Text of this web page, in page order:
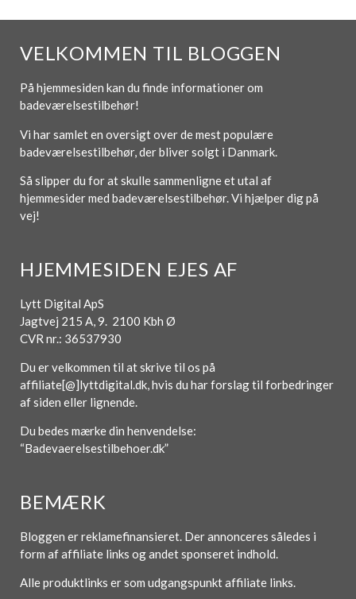
VELKOMMEN TIL BLOGGEN
På hjemmesiden kan du finde informationer om
badeværelsestilbehør!
Vi har samlet en oversigt over de mest populære
badeværelsestilbehør, der bliver solgt i Danmark.
Så slipper du for at skulle sammenligne et utal af
hjemmesider med badeværelsestilbehør. Vi hjælper dig på
vej!
HJEMMESIDEN EJES AF
Lytt Digital ApS
Jagtvej 215 A, 9. 2100 Kbh Ø
CVR nr.: 36537930
Du er velkommen til at skrive til os på
affiliate[@]lyttdigital.dk, hvis du har forslag til forbedringer
af siden eller lignende.
Du bedes mærke din henvendelse:
“Badevaerelsestilbehoer.dk”
BEMÆRK
Bloggen er reklamefinansieret. Der annonceres således i
form af affiliate links og andet sponseret indhold.
Alle produktlinks er som udgangspunkt affiliate links.